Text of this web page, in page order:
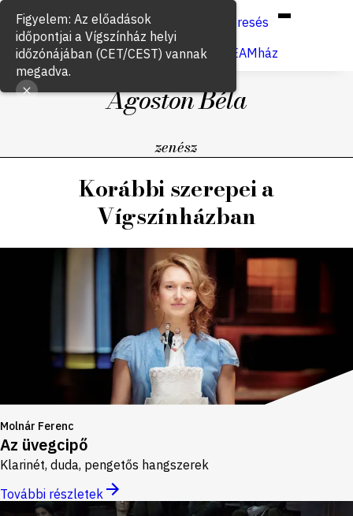
Keresés
Jegyvásárlás
VígSTREAMház
Ágoston Béla
zenész
Korábbi szerepei a
Vígszínházban
Molnár Ferenc
Az üvegcipő
Klarinét, duda, pengetős hangszerek
További részletek
Figyelem: Az előadások
időpontjai a Vígszínház helyi
időzónájában (CET/CEST) vannak
megadva.